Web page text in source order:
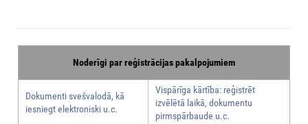
Noderīgi par reģistrācijas pakalpojumiem
Dokumenti svešvalodā, kā
iesniegt elektroniski u.c.
Vispārīga kārtība: reģistrēt
izvēlētā laikā, dokumentu
pirmspārbaude u.c.